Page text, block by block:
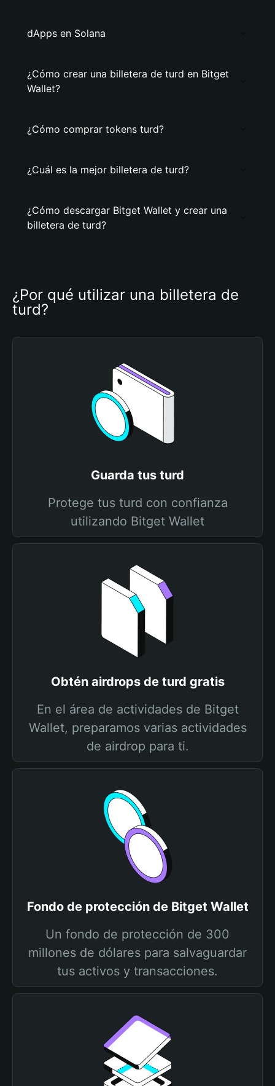
dApps en Solana
¿Cómo crear una billetera de turd en Bitget
Wallet?
¿Cómo comprar tokens turd?
¿Cuál es la mejor billetera de turd?
¿Cómo descargar Bitget Wallet y crear una
billetera de turd?
¿Por qué utilizar una billetera de
turd?
Guarda tus turd
Protege tus turd con confianza
utilizando Bitget Wallet
Obtén airdrops de turd gratis
En el área de actividades de Bitget
Wallet, preparamos varias actividades
de airdrop para ti.
Fondo de protección de Bitget Wallet
Un fondo de protección de 300
millones de dólares para salvaguardar
tus activos y transacciones.